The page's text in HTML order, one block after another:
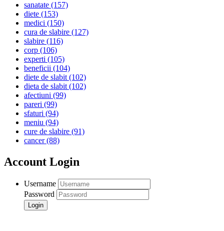
sanatate (157)
diete (153)
medici (150)
cura de slabire (127)
slabire (116)
corp (106)
experti (105)
beneficii (104)
diete de slabit(102)
dieta de slabit(102)
afectiuni (99)
pareri (99)
sfaturi (94)
meniu (94)
cure de slabire (91)
cancer(88)
Account Login
Username
Password